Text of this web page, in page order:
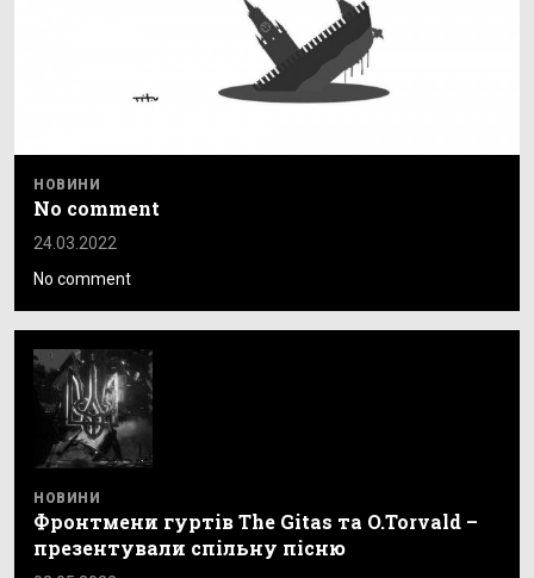
НОВИНИ
No comment
24.03.2022
No comment
НОВИНИ
Фронтмени гуртів The Gitas та O.Torvald –
презентували спільну пісню